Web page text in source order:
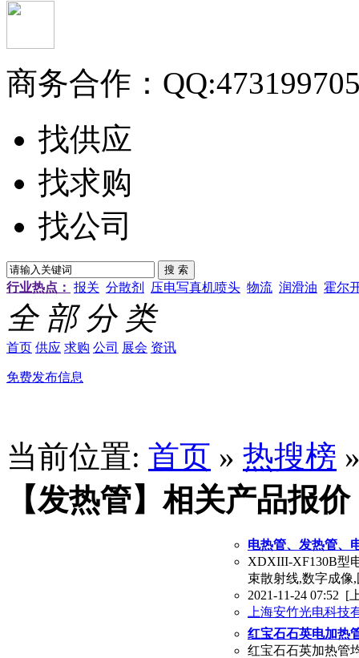
商务合作：
找供应
找求购
找公司
行业热点： 报关 分散剂 压电写真机喷头 物流 润滑油 霍尔
全 部 分 类
首页 供应 求购 公司 展会 资讯
免费发布信息
当前位置: 首页 » 热搜榜
【发热管】相关产品报价
电热管、发热管、
XDXIII-XF130B型
束散射线,数字成像
2021-11-24 07:52 [
上海安竹光电科技
红宝石石英电加热
红宝石石英加热管